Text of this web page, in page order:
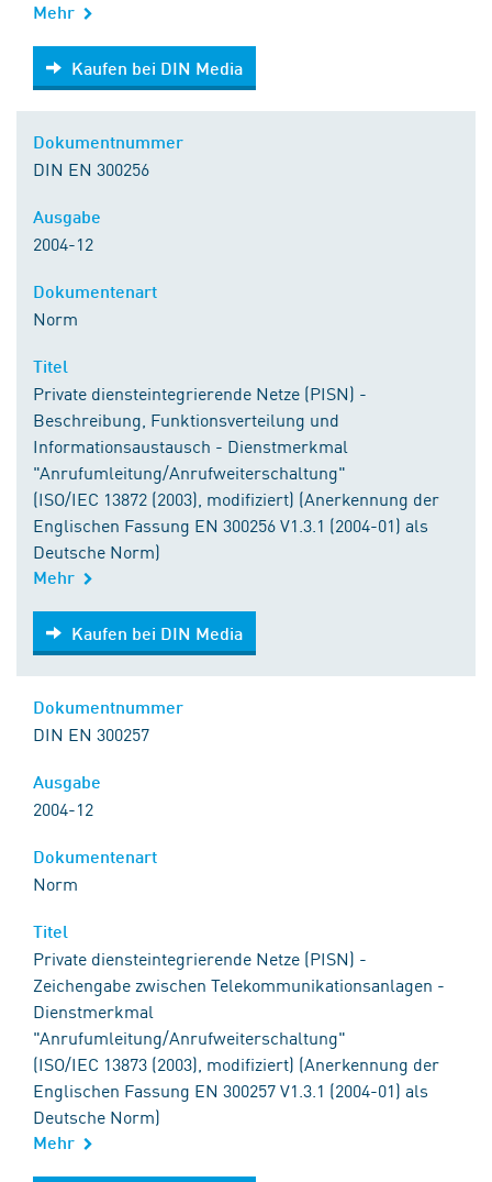
Mehr
Kaufen bei DIN Media
Kaufen bei DIN Media
DIN EN 300256
2004-12
Norm
Private diensteintegrierende Netze (PISN) -
Beschreibung, Funktionsverteilung und
Informationsaustausch - Dienstmerkmal
"Anrufumleitung/Anrufweiterschaltung"
(ISO/IEC 13872 (2003), modifiziert) (Anerkennung der
Englischen Fassung EN 300256 V1.3.1 (2004-01) als
Deutsche Norm)
Mehr
Kaufen bei DIN Media
Kaufen bei DIN Media
DIN EN 300257
2004-12
Norm
Private diensteintegrierende Netze (PISN) -
Zeichengabe zwischen Telekommunikationsanlagen -
Dienstmerkmal
"Anrufumleitung/Anrufweiterschaltung"
(ISO/IEC 13873 (2003), modifiziert) (Anerkennung der
Englischen Fassung EN 300257 V1.3.1 (2004-01) als
Deutsche Norm)
Mehr